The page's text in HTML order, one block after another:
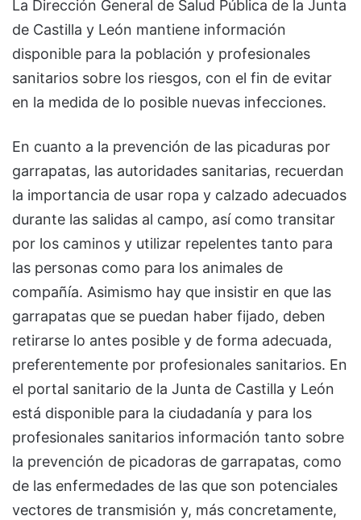
La Dirección General de Salud Pública de la Junta
de Castilla y León mantiene información
disponible para la población y profesionales
sanitarios sobre los riesgos, con el fin de evitar
en la medida de lo posible nuevas infecciones.
En cuanto a la prevención de las picaduras por
garrapatas, las autoridades sanitarias, recuerdan
la importancia de usar ropa y calzado adecuados
durante las salidas al campo, así como transitar
por los caminos y utilizar repelentes tanto para
las personas como para los animales de
compañía. Asimismo hay que insistir en que las
garrapatas que se puedan haber fijado, deben
retirarse lo antes posible y de forma adecuada,
preferentemente por profesionales sanitarios. En
el portal sanitario de la Junta de Castilla y León
está disponible para la ciudadanía y para los
profesionales sanitarios información tanto sobre
la prevención de picadoras de garrapatas, como
de las enfermedades de las que son potenciales
vectores de transmisión y, más concretamente,